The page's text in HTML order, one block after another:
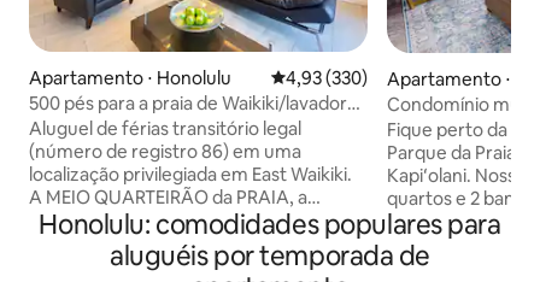
Apartamento ⋅ Honolulu 4,93 de uma avaliação média de
4,93 (330)
500 pés para a praia de Waikiki/lavadora
secadora/estacionamento
Aluguel de férias transitório legal
(número de registro 86) em uma
localização privilegiada em East Waikiki.
A MEIO QUARTEIRÃO da PRAIA, a
poucos passos da melhor parte da praia
de Kuhio, em frente ao Marriott Hotel,
caminhe até o zoológico e o parque
Apartamento ⋅
Condomínio
Waikiki
Fique perto da
Parque da Praia
Kapiʻolani. Nosso
quartos e 2
seguro com
Os destaques
varanda com
Honolulu: comodidades populares para
aluguéis por temporada de